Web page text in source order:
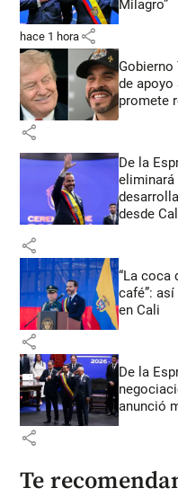
Milagro”
hace 1 hora share
Gobierno
de apoyo
promete
share
De la
desde
share
“La coca
café”:
en Cali
share
De la
anunció
share
Te